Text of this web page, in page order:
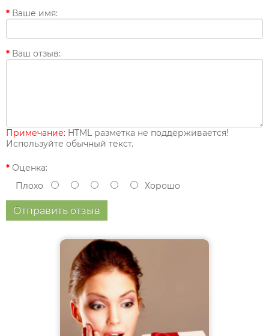
Ваше имя:
Ваш отзыв:
Примечание: HTML разметка не поддерживается!
Используйте обычный текст.
Оценка:
Плохо
Хорошо
Отправить отзыв